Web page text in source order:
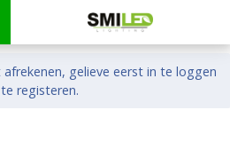
gelieve eerst in te loggen
registeren.